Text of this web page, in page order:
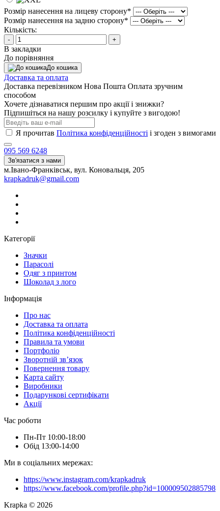
Розмір нанесення на лицеву сторону*
Розмір нанесення на задню сторону*
Кількість:
- +
В закладки
До порівняння
До кошика
Доставка та оплата
Доставка перевізником Нова Пошта Оплата зручним
способом
Хочете дізнаватися першим про акції і знижки?
Підпишіться на нашу розсилку і купуйте з вигодою!
Я прочитав Політика конфіденційності і згоден з вимогами
095 569 6248
Зв'язатися з нами
м.Івано-Франківськ, вул. Коновальця, 205
krapkadruk@gmail.com
Категорії
Значки
Парасолі
Одяг з принтом
Шоколад з лого
Інформація
Про нас
Доставка та оплата
Політика конфіденційності
Правила та умови
Портфоліо
Зворотній зв’язок
Повернення товару
Карта сайту
Виробники
Подарункові сертифікати
Акції
Час роботи
Пн-Пт 10:00-18:00
Обід 13:00-14:00
Ми в соціальних мережах:
https://www.instagram.com/krapkadruk
https://www.facebook.com/profile.php?id=100009502885798
Krapka © 2026